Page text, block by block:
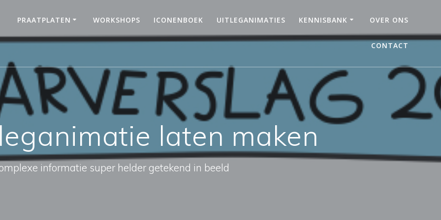
PRAATPLATEN WORKSHOPS ICONENBOEK UITLEGANIMATIES KENNISBANK OVER ONS
CONTACT
laten maken
informatie super helder getekend in beeld